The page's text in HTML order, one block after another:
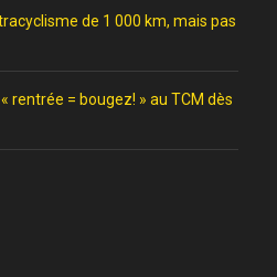
de 1 000 km, mais pas
rentrée = bougez! » au TCM dès